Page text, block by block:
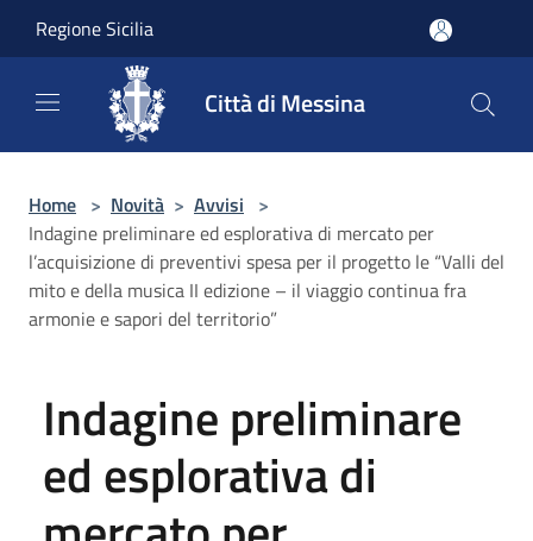
Regione Sicilia
Città di Messina
Home > Novità > Avvisi >
Indagine preliminare ed esplorativa di mercato per
l’acquisizione di preventivi spesa per il progetto le “Valli del
mito e della musica II edizione – il viaggio continua fra
armonie e sapori del territorio”
Indagine preliminare
ed esplorativa di